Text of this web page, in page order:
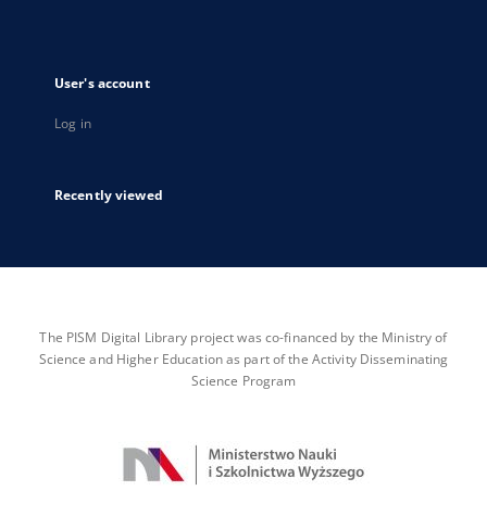
User's account
Log in
Recently viewed
The PISM Digital Library project was co-financed by the Ministry of
Science and Higher Education as part of the Activity Disseminating
Science Program